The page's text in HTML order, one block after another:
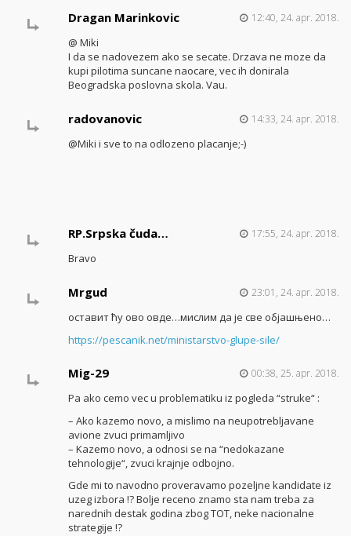
Dragan Marinkovic 12:40, 24. apr. 2018.
@ Miki
I da se nadovezem ako se secate. Drzava ne moze da
kupi pilotima suncane naocare, vec ih donirala
Beogradska poslovna skola. Vau.
radovanovic 14:33, 24. apr. 2018.
@Miki i sve to na odlozeno placanje;-)
RP.Srpska čuda… 17:55, 24. apr. 2018.
Bravo
Mrgud 23:01, 24. apr. 2018.
оставит ћу ово овде…мислим да је све објашњено…
https://pescanik.net/ministarstvo-glupe-sile/
Mig-29 00:38, 25. apr. 2018.
Pa ako cemo vec u problematiku iz pogleda “struke“ :
– Ako kazemo novo, a mislimo na neupotrebljavane
avione zvuci primamljivo
– Kazemo novo, a odnosi se na “nedokazane
tehnologije“, zvuci krajnje odbojno.
Gde mi to navodno proveravamo pozeljne kandidate iz
uzeg izbora !? Bolje receno znamo sta nam treba za
narednih destak godina zbog TOT, neke nacionalne
strategije !?